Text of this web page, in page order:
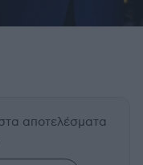
αποτελέσματα